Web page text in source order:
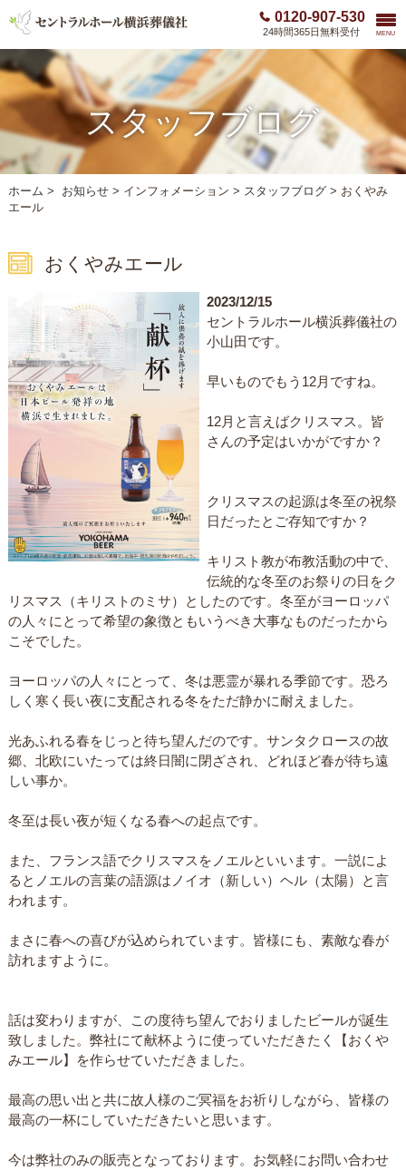
0120-907-530
24時間365日無料受付 MENU
スタッフブログ
ホーム > お知らせ> インフォメーション > スタッフブログ> おくやみ
エール
おくやみエール
2023/12/15
セントラルホール横浜葬儀社の
小山田です。
早いものでもう12月ですね。
12月と言えばクリスマス。皆
さんの予定はいかがですか？
クリスマスの起源は冬至の祝祭
日だったとご存知ですか？
キリスト教が布教活動の中で、
伝統的な冬至のお祭りの日をク
リスマス（キリストのミサ）としたのです。冬至がヨーロッパ
の人々にとって希望の象徴ともいうべき大事なものだったから
こそでした。
ヨーロッパの人々にとって、冬は悪霊が暴れる季節です。恐ろ
しく寒く長い夜に支配される冬をただ静かに耐えました。
光あふれる春をじっと待ち望んだのです。サンタクロースの故
郷、北欧にいたっては終日闇に閉ざされ、どれほど春が待ち遠
しい事か。
冬至は長い夜が短くなる春への起点です。
また、フランス語でクリスマスをノエルといいます。一説によ
るとノエルの言葉の語源はノイオ（新しい）ヘル（太陽）と言
われます。
まさに春への喜びが込められています。皆様にも、素敵な春が
訪れますように。
話は変わりますが、この度待ち望んでおりましたビールが誕生
致しました。弊社にて献杯ように使っていただきたく【おくや
みエール】を作らせていただきました。
最高の思い出と共に故人様のご冥福をお祈りしながら、皆様の
最高の一杯にしていただきたいと思います。
今は弊社のみの販売となっております。お気軽にお問い合わせ